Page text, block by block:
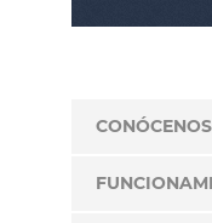
CONÓCENOS